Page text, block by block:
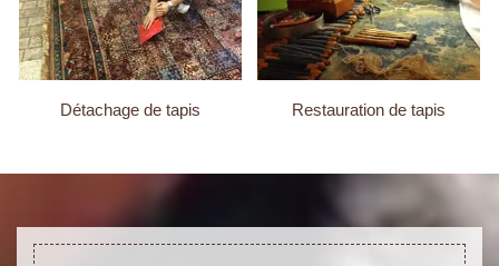
Détachage de tapis Restauration de tapis